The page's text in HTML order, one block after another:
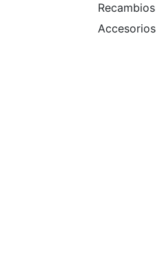
Recambios
Accesorios